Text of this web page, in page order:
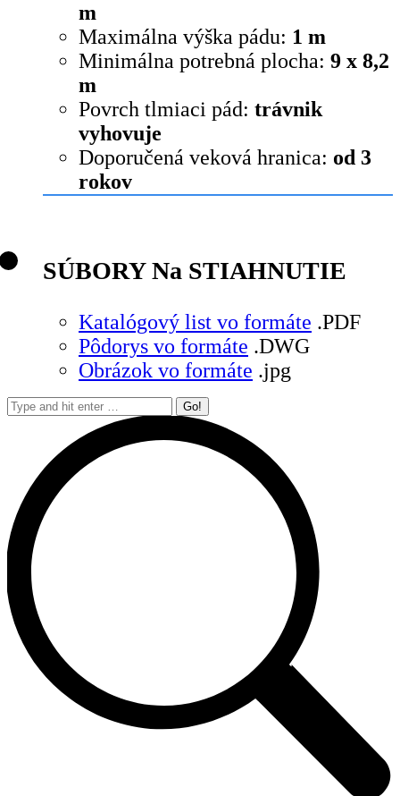
m
Maximálna výška pádu: 1 m
Minimálna potrebná plocha: 9 x 8,2
m
Povrch tlmiaci pád: trávnik
vyhovuje
Doporučená veková hranica: od 3
rokov
SÚBORY Na STIAHNUTIE
Katalógový list vo formáte .PDF
Pôdorys vo formáte .DWG
Obrázok vo formáte .jpg
Search: